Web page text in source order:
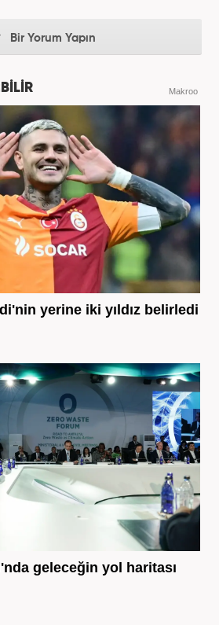
Bir Yorum Yapın
Makroo
yerine iki yıldız belirledi
geleceğin yol haritası